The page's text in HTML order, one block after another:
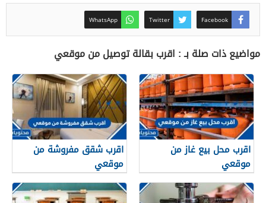
Facebook
Twitter
WhatsApp
مواضيع ذات صلة بـ : اقرب بقالة توصيل من موقعي
اقرب محل بيع غاز من
موقعي
اقرب شقق مفروشة من
موقعي